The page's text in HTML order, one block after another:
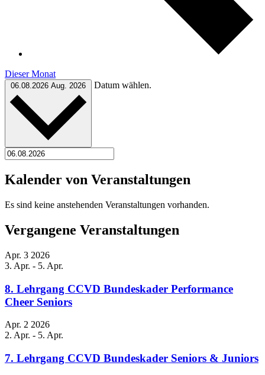
Dieser Monat
06.08.2026 Aug. 2026 Datum wählen.
Kalender von Veranstaltungen
Es sind keine anstehenden Veranstaltungen vorhanden.
Vergangene Veranstaltungen
Apr. 3 2026
3. Apr. - 5. Apr.
8. Lehrgang CCVD Bundeskader Performance
Cheer Seniors
Apr. 2 2026
2. Apr. - 5. Apr.
7. Lehrgang CCVD Bundeskader Seniors & Juniors